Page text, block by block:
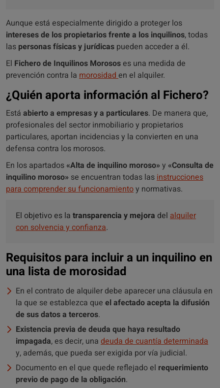
Aunque está especialmente dirigido a proteger los
intereses de los propietarios frente a los inquilinos, todas
las personas físicas y jurídicas pueden acceder a él.
El Fichero de Inquilinos Morosos es una medida de
prevención contra la morosidaden el alquiler.
¿Quién aporta información al Fichero?
Está abierto a empresas y a particulares. De manera que,
profesionales del sector inmobiliario y propietarios
particulares, aportan incidencias y la convierten en una
defensa contra los morosos.
En los apartados «Alta de inquilino moroso» y «Consulta de
inquilino moroso» se encuentran todas lasinstrucciones
para comprender su funcionamientoy normativas.
El objetivo es la transparencia y mejora del alquiler
con solvencia y confianza.
Requisitos para incluir a un inquilino en
una lista de morosidad
En el contrato de alquiler debe aparecer una cláusula en
la que se establezca que el afectado acepta la difusión
de sus datos a terceros.
Existencia previa de deuda que haya resultado
impagada, es decir, una deuda de cuantía determinada
y, además, que pueda ser exigida por vía judicial.
Documento en el que quede reflejado el requerimiento
previo de pago de la obligación.